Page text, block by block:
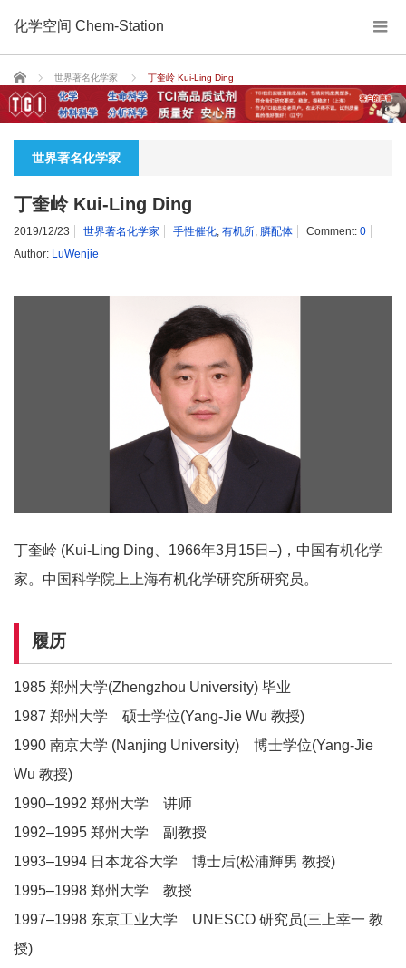
化学空间 Chem-Station
Home 世界著名化学家 丁奎岭 Kui-Ling Ding
世界著名化学家
丁奎岭 Kui-Ling Ding
2019/12/23 世界著名化学家 手性催化 有机所 膦配体 Comment: 0
Author: LuWenjie
丁奎岭 (Kui-Ling Ding、1966年3月15日–)，中国有机化学
家。中国科学院上上海有机化学研究所研究员。
履历
1985 郑州大学(Zhengzhou University) 毕业
1987 郑州大学 硕士学位(Yang-Jie Wu 教授)
1990 南京大学 (Nanjing University) 博士学位(Yang-Jie
Wu 教授)
1990–1992 郑州大学 讲师
1992–1995 郑州大学 副教授
1993–1994 日本龙谷大学 博士后(松浦輝男 教授)
1995–1998 郑州大学 教授
1997–1998 东京工业大学 UNESCO 研究员(三上幸一 教
授)